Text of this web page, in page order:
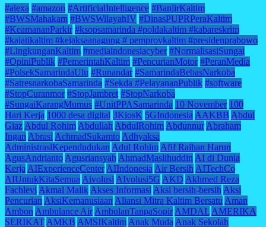
#alexa #amazon #ArtificialIntelligence #BanjirKaltim
#BWSMahakam #BWSWilayahIV #DinasPUPRPeraKaltim
#KeamananParkir #ksopsamarinda #poldakaltim #kabareskrim
#kajatikaltim #kejaksaanagung # pemprovkaltim #presidenprabowo
#LingkunganKaltim #mediaindonesiacyber #NormalisasiSungai
#OpiniPublik #PemerintahKaltim #PencurianMotor #PeranMedia
#PolsekSamarindaUlu #Runandar #SamarindaBebasNarkoba
#SatresnarkobaSamarinda #Sekda #PelayananPublik #software
#StopCuranmor #StopJambret #StopNarkoba
#SungaiKarangMumus #UnitPPASamarinda 10 November 100
Hari Kerja 1000 desa digital 3KiosK 5GIndonesia AAKBB Abdul
Giaz Abdul Rohim Abdullah AbdulRohim Abdunnur Abraham
Ingan Abrasi AchmadSukamto Adhyaksa
AdministrasiKependudukan Adul Rohim Afif Raihan Harun
AgusAndrianto Agusriansyah AhmadMaslihuddin AI di Dunia
Kerja AIExperienceCenter AIIndonesia Air Bersih AITechCo
AIUntukKitaSemua Aivolusi AIvolusi5G AKD Akhmed Reza
Fachlevi Akmal Malik Akses Informasi Aksi bersih-bersih Aksi
Pencurian AksiKemanusiaan Aliansi Mitra Kaltim Bersatu Aman
Ambon Ambulance Air AmbulanTanpaSopir AMDAL AMERIKA
SERIKAT AMKB AMSIKaltim Anak Muda Anak Sekolah